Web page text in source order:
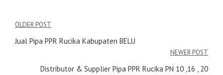
Navigasi
pos
OLDER POST
Jual Pipa PPR Rucika Kabupaten BELU
NEWER POST
Distributor & Supplier Pipa PPR Rucika PN 10 ,16 , 20